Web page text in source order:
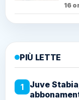
16
PIÙ LETTE
1
Juve